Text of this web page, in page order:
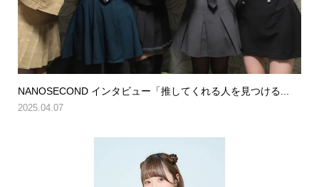
NANOSECOND インタビュー「推してくれる人を見つける...
2025.04.07